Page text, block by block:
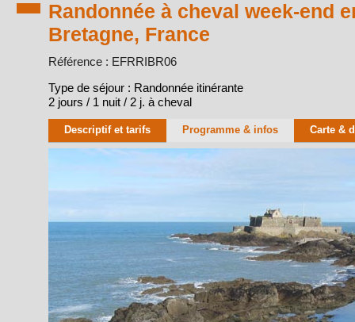
Randonnée à cheval week-end
Bretagne, France
Référence : EFRRIBR06
Type de séjour : Randonnée itinérante
2 jours / 1 nuit / 2 j. à cheval
Descriptif et tarifs Programme & infos Carte &